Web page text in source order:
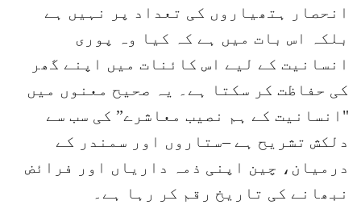
انحصار ہتھیاروں کی تعداد پر نہیں ہے
بلکہ اس بات میں ہے کہ کیا وہ پوری
انسانیت کے لیے اس کائنات میں اپنے گھر
کی حفاظت کر سکتا ہے۔ یہ صحیح معنوں میں
"انسانیت کے ہم نصیب معاشرے” کی سب سے
دلکش تشریح ہے –ستاروں اور سمندر کے
درمیان، چین اپنی ذمہ داریاں اور فرائض
نبھانے کی تاریخ رقم کر رہا ہے۔